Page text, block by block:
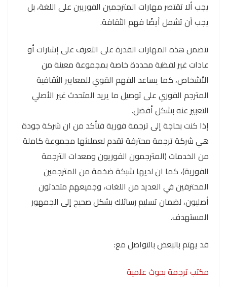
يجب ألا تقتصر مهارات المترجمين الفوريين على اللغة، بل
يجب أن تشمل أيضًا فهم الثقافة.
تتضمن هذه المهارات القدرة على التعرف على إشارات أو
عادات غير لفظية محددة خاصة بمجموعة معينة من
الأشخاص، كما يساعد الفهم القوي للمعايير الثقافية
المترجم الفوري على توصيل ما يريد المتحدث غير الأصلي
التعبير عنه بشكل أفضل.
إذا كنت بحاجة إلى ترجمة فورية فتأكد من ان شركة جودة
هي شركة ترجمة محترفة تقدم لعملائها مجموعة كاملة
من الخدمات (المترجمون الفوريون ومعدات الترجمة
الفورية)، كما ان لديها شبكة ضخمة من المترجمين
المحترفين في العديد من اللغات، وجميعهم متحدثون
أصليون، لضمان تسليم رسائلك بشكل صحيح إلى الجمهور
المستهدف.
قد يهتم بالبعض بالتواصل مع:
مكتب ترجمة بحوث علمية